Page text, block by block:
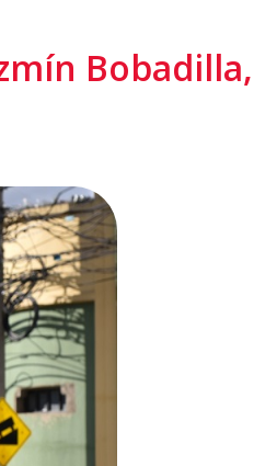
Bobadilla,